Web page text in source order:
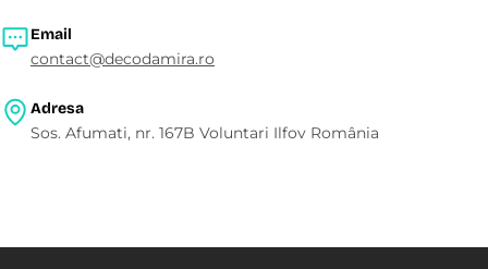
Email
contact@decodamira.ro
Adresa
Sos. Afumati, nr. 167B Voluntari Ilfov România